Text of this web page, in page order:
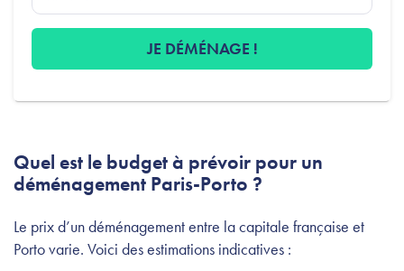
JE DÉMÉNAGE !
Quel est le budget à prévoir pour un
déménagement Paris-Porto ?
Le prix d’un déménagement entre la capitale française et
Porto varie. Voici des estimations indicatives :